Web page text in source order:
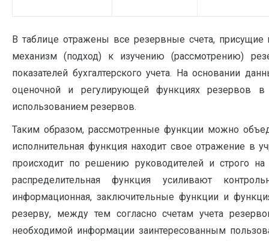
В таблице отражены все резервные счета, присущие
механизм (подход) к изучению (рассмотрению)
показателей бухгалтерского учета. На основании
оценочной и регулирующей функциях резервов в
использованием резервов.
Таким образом, рассмотренные функции можно
исполнительная функция находит свое отражение в
происходит по решению руководителей и строго
распределительная функция усиливают
информационная, заключительные функции и
резерву, между тем согласно счетам учета
необходимой информации заинтересованным